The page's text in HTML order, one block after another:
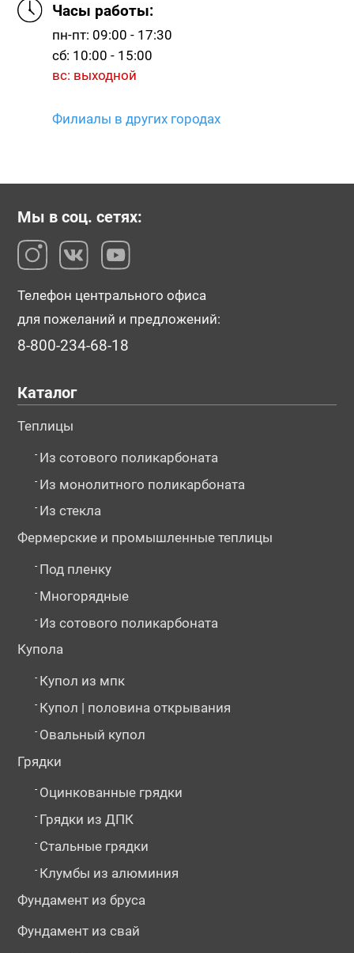
Часы работы:
пн-пт: 09:00 - 17:30
сб: 10:00 - 15:00
вс: выходной
Филиалы в других городах
Мы в соц. сетях:
Телефон центрального офиса
для пожеланий и предложений:
8-800-234-68-18
Каталог
Теплицы
- Из сотового поликарбоната
- Из монолитного поликарбоната
- Из стекла
Фермерские и промышленные теплицы
- Под пленку
- Многорядные
- Из сотового поликарбоната
Купола
- Купол из мпк
- Купол | половина открывания
- Овальный купол
Грядки
- Оцинкованные грядки
- Грядки из ДПК
- Стальные грядки
- Клумбы из алюминия
Фундамент из бруса
Фундамент из свай